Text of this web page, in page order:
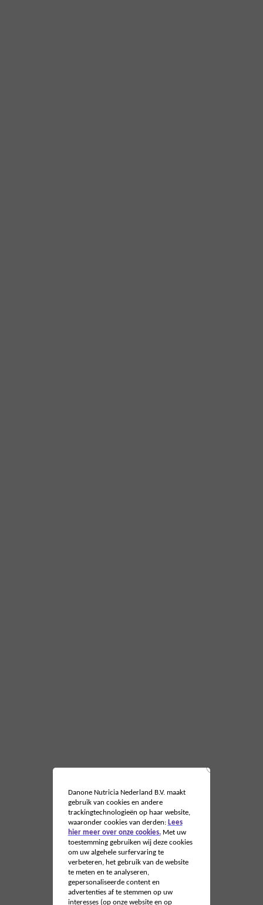
Danone Nutricia Nederland B.V. maakt
gebruik van cookies en andere
trackingtechnologieën op haar website,
waaronder cookies van derden: Lees
hier meer over onze cookies.Met uw
toestemming gebruiken wij deze cookies
om uw algehele surfervaring te
verbeteren, het gebruik van de website
te meten en te analyseren,
gepersonaliseerde content en
advertenties af te stemmen op uw
interesses (op onze website en op